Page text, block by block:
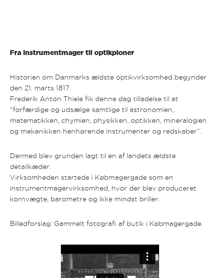
Fra instrumentmager til optikpioner
Historien om Danmarks ældste optikvirksomhed begynder
den 21. marts 1817.
Frederik Anton Thiele fik denne dag tilladelse til at
“forfærdige og udsælge samtlige til astronomien,
matematikken, chymien, physikken, optikken, mineralogien
og mekanikken henhørende instrumenter og redskaber”.
Dermed blev grunden lagt til en af landets ældste
detailkæder.
Virksomheden startede i Købmagergade som en
instrumentmagervirksomhed, hvor der blev produceret
kornvægte, barometre og ikke mindst briller.
Billedforslag: Gammelt fotografi af butik i Købmagergade.